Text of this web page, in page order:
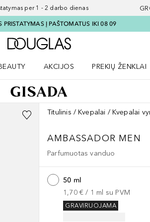
per 1 - 2 darbo dienas
PRISTATYMAS Į PAŠTOMATUS IKI 08 09
Į Douglas pagrindinį
AKCIJOS
PREKIŲ ŽENKLAI
Titulinis Kvepalai Kvepalai
AMBASSADOR MEN
Parfumuotas vanduo
50 ml
1,70 € / 1 ml su PVM
GRAVIRUOJAMA